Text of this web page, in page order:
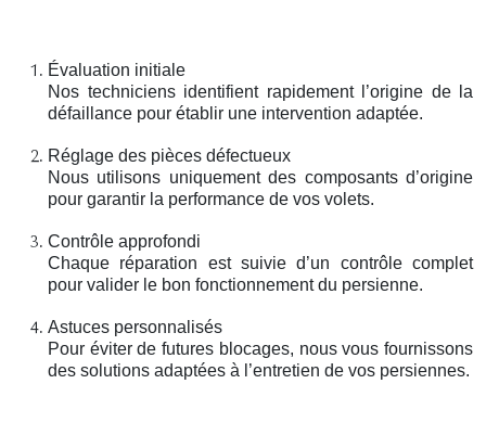
Évaluation initiale
Nos techniciens identifient rapidement l’origine de la
défaillance pour établir une intervention adaptée.
Réglage des pièces défectueux
Nous utilisons uniquement des composants d’origine
pour garantir la performance de vos volets.
Contrôle approfondi
Chaque réparation est suivie d’un contrôle complet
pour valider le bon fonctionnement du persienne.
Astuces personnalisés
Pour éviter de futures blocages, nous vous fournissons
des solutions adaptées à l’entretien de vos persiennes.